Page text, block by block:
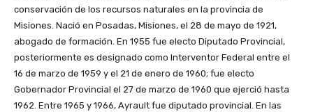
conservación de los recursos naturales en la provincia de
Misiones. Nació en Posadas, Misiones, el 28 de mayo de 1921,
abogado de formación. En 1955 fue electo Diputado Provincial,
posteriormente es designado como Interventor Federal entre el
16 de marzo de 1959 y el 21 de enero de 1960; fue electo
Gobernador Provincial el 27 de marzo de 1960 que ejerció hasta
1962. Entre 1965 y 1966, Ayrault fue diputado provincial. En las